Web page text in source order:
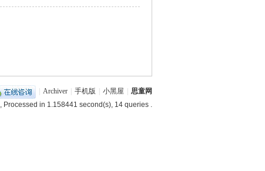
Archiver 手机版 小黑屋
思童网
, Processed in 1.158441 second(s), 14 queries .